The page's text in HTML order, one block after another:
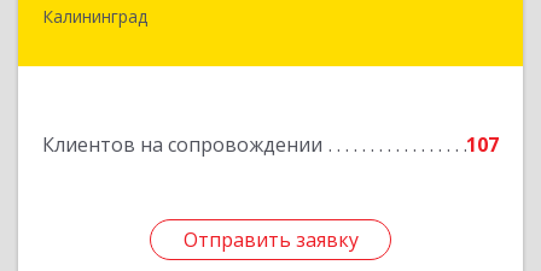
Калининград
Клиентов на сопровождении 107
Отправить заявку
238325, Калининградская обл, Гурьевский р-н,
Отправить заявку